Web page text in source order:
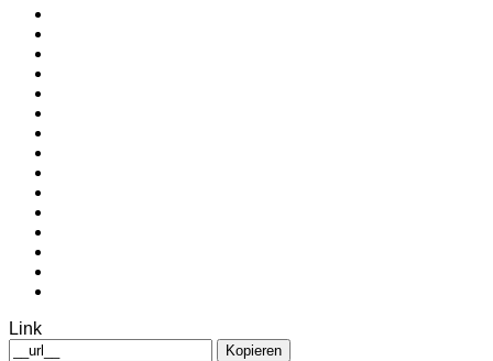
Link
Kopieren